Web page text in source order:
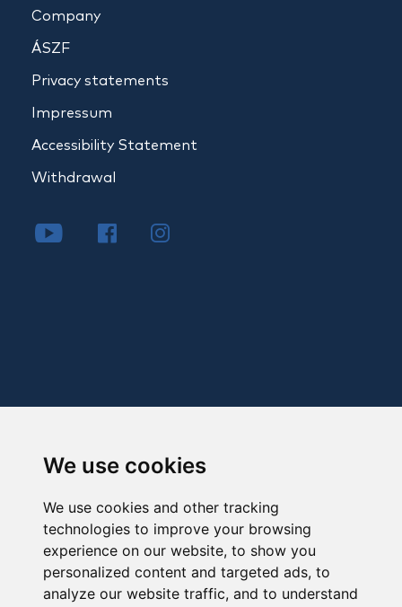
We use cookies
We use cookies and other tracking
technologies to improve your browsing
experience on our website, to show you
personalized content and targeted ads, to
analyze our website traffic, and to understand
Company
ÁSZF
Privacy statements
Impressum
Accessibility Statement
Withdrawal